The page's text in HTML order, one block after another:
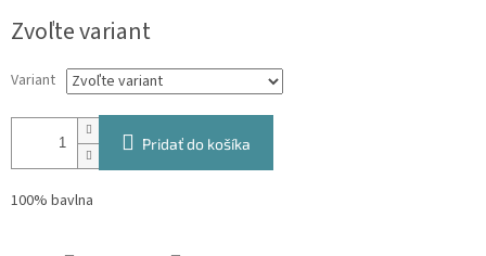
cena:
Zvoľte variant
Variant
Pridať do košíka
100% bavlna